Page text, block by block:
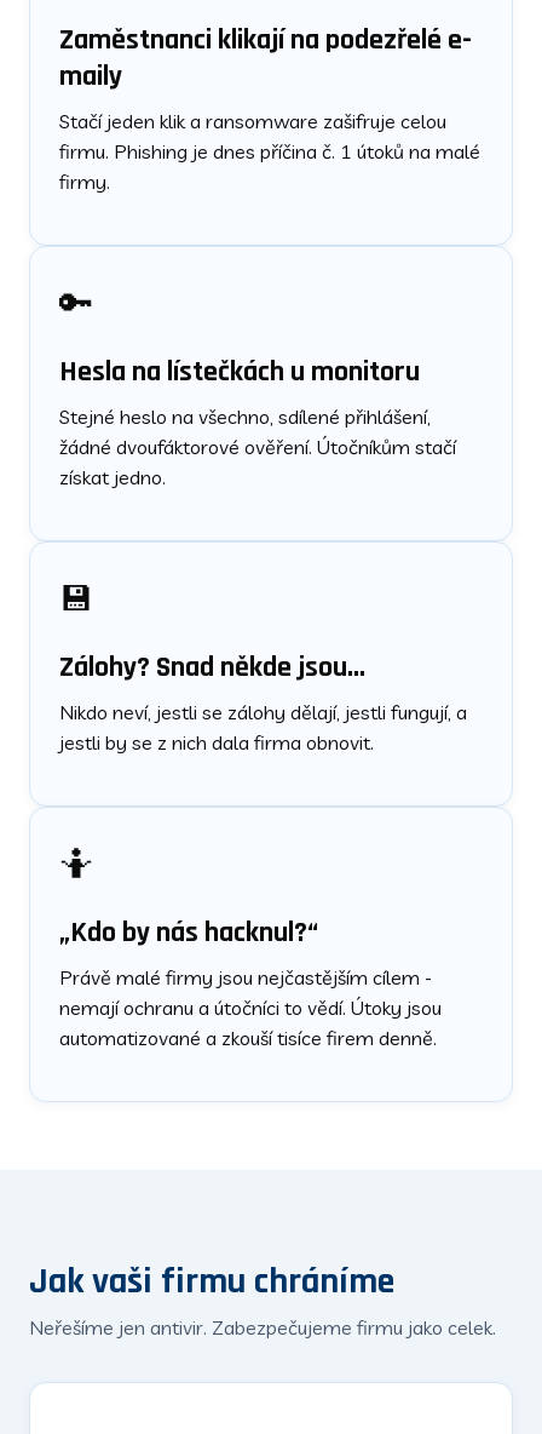
Zaměstnanci klikají na podezřelé e-
maily
Stačí jeden klik a ransomware zašifruje celou
firmu. Phishing je dnes příčina č. 1 útoků na malé
firmy.
🔑
Hesla na lístečkách u monitoru
Stejné heslo na všechno, sdílené přihlášení,
žádné dvoufáktorové ověření. Útočníkům stačí
získat jedno.
💾
Zálohy? Snad někde jsou…
Nikdo neví, jestli se zálohy dělají, jestli fungují, a
jestli by se z nich dala firma obnovit.
🤷
„Kdo by nás hacknul?“
Právě malé firmy jsou nejčastějším cílem -
nemají ochranu a útočníci to vědí. Útoky jsou
automatizované a zkouší tisíce firem denně.
Jak vaši firmu chráníme
Neřešíme jen antivir. Zabezpečujeme firmu jako celek.